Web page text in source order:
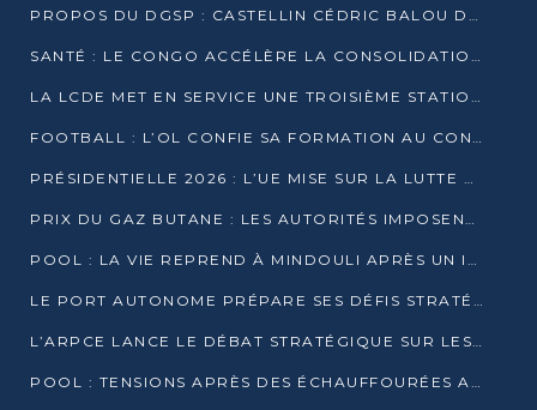
PROPOS DU DGSP : CASTELLIN CÉDRIC BALOU DÉNONCE DES PROPOS INTIMIDANTS
SANTÉ : LE CONGO ACCÉLÈRE LA CONSOLIDATION DE L’OFFRE DE SOINS
LA LCDE MET EN SERVICE UNE TROISIÈME STATION D’EAU POTABLE À MFILOU
FOOTBALL : L’OL CONFIE SA FORMATION AU CONGOLAIS CHRISTIAN BASSILA
PRÉSIDENTIELLE 2026 : L’UE MISE SUR LA LUTTE CONTRE LA DÉSINFORMATION
PRIX DU GAZ BUTANE : LES AUTORITÉS IMPOSENT LE RESPECT DES PRIX RÉGLEMENTÉS
POOL : LA VIE REPREND À MINDOULI APRÈS UN INCIDENT ARMÉ SUR LA RN1
LE PORT AUTONOME PRÉPARE SES DÉFIS STRATÉGIQUES DE 2026
L’ARPCE LANCE LE DÉBAT STRATÉGIQUE SUR LES DONNÉES, L’IA ET LA FINANCE NUMÉRIQUE AU CONGO
POOL : TENSIONS APRÈS DES ÉCHAUFFOURÉES ARMÉES ENTRE DGSP ET EX-MILICIENS NINJA